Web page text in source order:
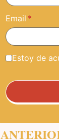
Email
Estoy de